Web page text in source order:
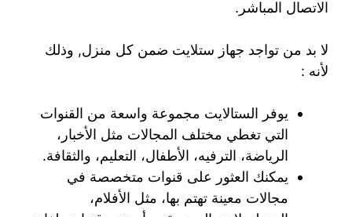
الاتصال المباشر.
لا بد من تواجد جهاز ستلايت ضمن كل منزل, وذلك
لأنه :
يوفر الستالايت مجموعة واسعة من القنوات
التي تغطي مختلف المجالات مثل الأخبار،
الرياضة، الترفيه، الأطفال، التعليم، والثقافة.
يمكنك العثور على قنوات متخصصة في
مجالات معينة تهتم بها، مثل الأفلام،